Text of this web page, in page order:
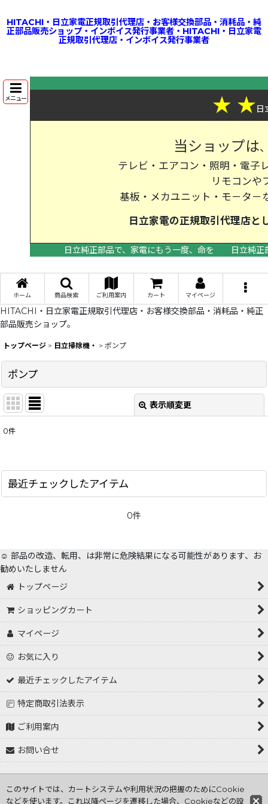
HITACHI・日立家電正規取引代理店・お客様交換部品・消耗品・純
正部品販売ショップ・インボイス発行事業者・HITACHI・日立家電
正規取引代理店・インボイス発行事業者
メニュー ★ ★日
当ショップは
テレビ・エアコン・照明・電子
リモコンや
基板・メカユニット・モ－タ－
日立家電の正規取引代理店
日立純正部品で、家電にもう一度、命を
日立純
ホーム 商品検索 ご利用案内 カート マイページ
HITACHI・日立家電正規取引代理店・お客様交換部品・消耗品・純正
部品販売ショップ。
トップページ > 日立掃除機・ > ポンプ
ポンプ
表示順変更
0件
最近チェックしたアイテム
0件
☺️ 部品の改造、転用、は非常に危険結果になる可能性があります、お
勧めいたしません
トップページ
ショッピングカート
マイページ
お気に入り
最近チェックしたアイテム
特定商取引法表示
ご利用案内
お問い合せ
Copyright (C) 2001～2026 tokorozawa hasiden .All Rights
Reserved
このサイトでは、カートシステムや利用状況の把握のためにCookie
などを使います。これ以降ページを遷移した場合、Cookieなどの設